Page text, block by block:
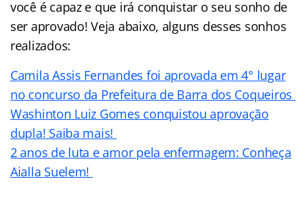
você é capaz e que irá conquistar o seu sonho de
ser aprovado! Veja abaixo, alguns desses sonhos
realizados:
Camila Assis Fernandes foi aprovada em 4° lugar
no concurso da Prefeitura de Barra dos Coqueiros
Washinton Luiz Gomes conquistou aprovação
dupla! Saiba mais!
2 anos de luta e amor pela enfermagem: Conheça
Aialla Suelem!